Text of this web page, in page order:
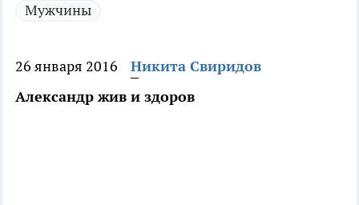
Мужчины
26 января 2016
Никита Свиридов
Александр жив и здоров